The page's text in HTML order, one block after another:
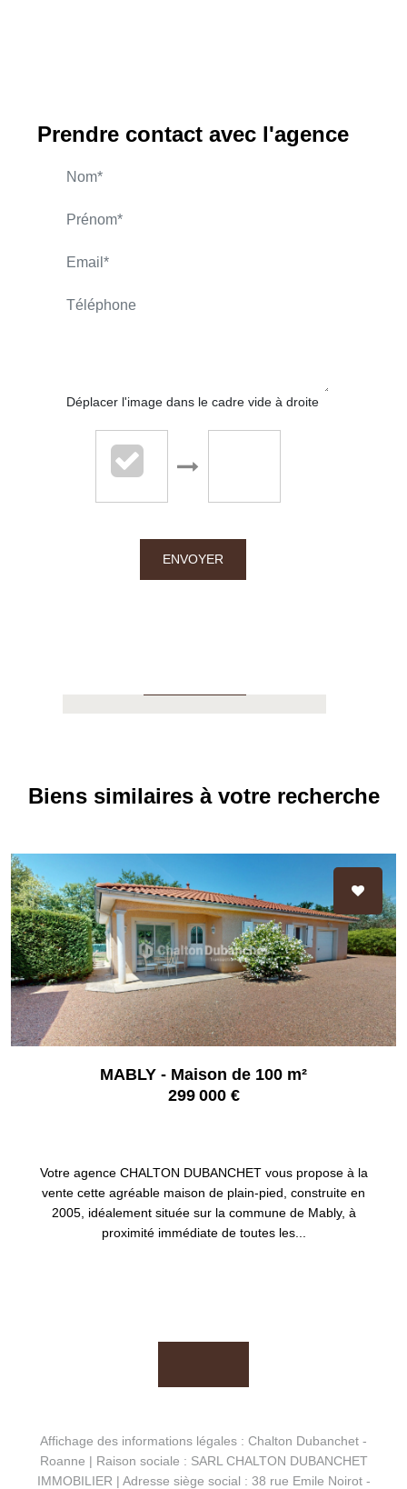
Chalton Dubanchet - Roanne
42300 Roanne
Prendre contact avec l'agence
Déplacer l'image dans le cadre vide à droite
ENVOYER
Biens similaires à votre recherche
MABLY - Maison de 100 m²
299 000 €
Votre agence CHALTON DUBANCHET vous propose à la
vente cette agréable maison de plain-pied, construite en
2005, idéalement située sur la commune de Mably, à
proximité immédiate de toutes les...
Affichage des informations légales : Chalton Dubanchet -
Roanne | Raison sociale : SARL CHALTON DUBANCHET
IMMOBILIER | Adresse siège social : 38 rue Emile Noirot -